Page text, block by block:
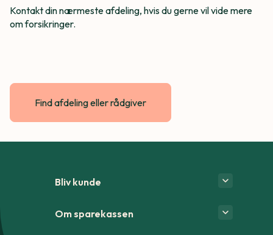
Kontakt din nærmeste afdeling, hvis du gerne vil vide mere
om forsikringer.
Find afdeling eller rådgiver
Bliv kunde
Om sparekassen